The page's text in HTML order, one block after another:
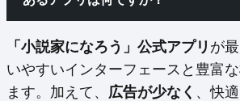
「小説家になろう」公式アプリ が
いやすいインターフェースと豊富
ます。加えて、 広告が少なく 、快